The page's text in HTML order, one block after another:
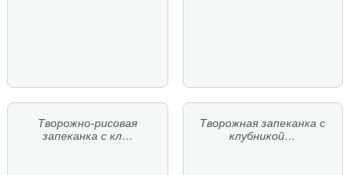
Творожно-рисовая
запеканка с кл…
Творожная запеканка с
клубникой…